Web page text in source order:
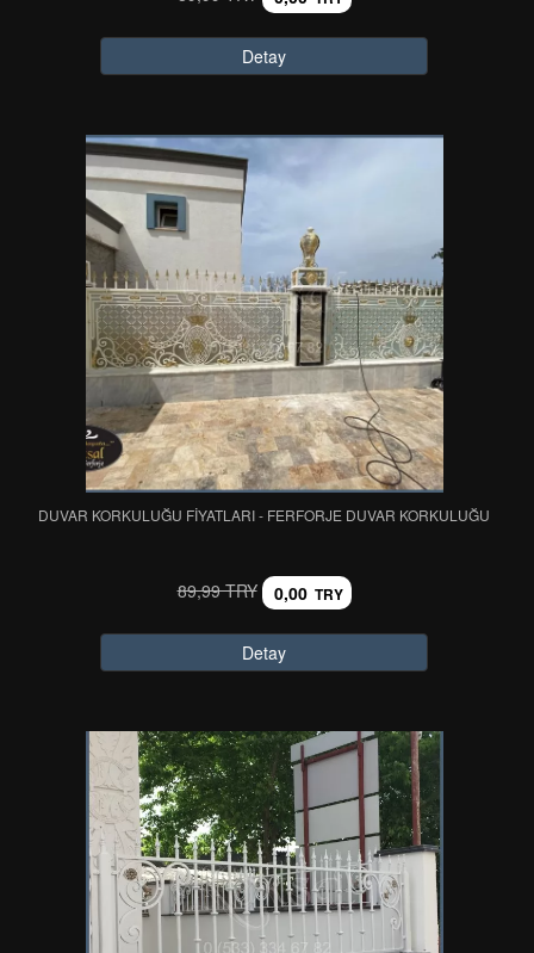
Detay
DUVAR KORKULUĞU FİYATLARI - FERFORJE DUVAR KORKULUĞU
89,99 TRY 0,00 TRY
Detay